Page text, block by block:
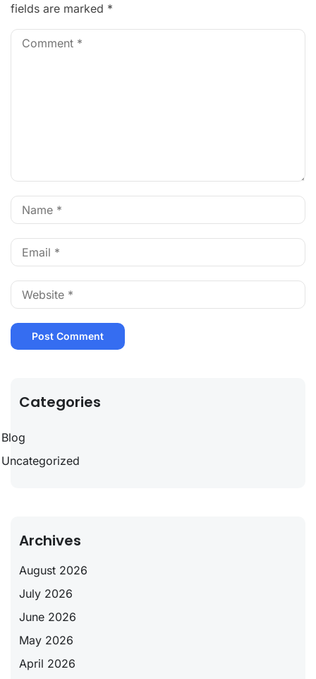
fields are marked *
Categories
Blog
Uncategorized
Archives
August 2026
July 2026
June 2026
May 2026
April 2026